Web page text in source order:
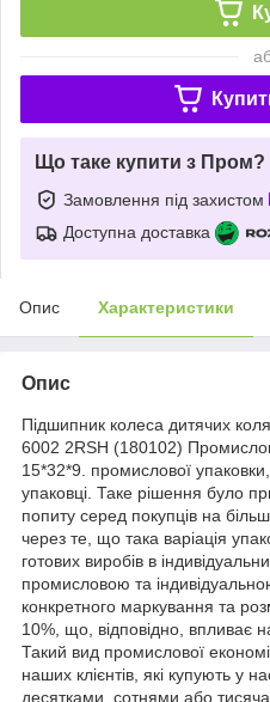
Що таке купити з Пром?
Замовлення під захистом
Доступна доставка
Опис Характеристики
Опис
Підшипник колеса дитячих
6002 2RSH (180102)
15*32*9. промислової упаковки,
упаковці. Таке рішення було
попиту серед покупців на
через те, що така варіація
готових виробів в
промисловою та
конкретного маркування та
10%, що, відповідно, впливає
Такий вид промислової
наших клієнтів, які купують у
десятками, сотнями або